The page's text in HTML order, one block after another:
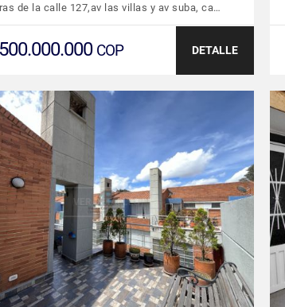
de la calle 127,av las villas y av suba, ca…
COP DETALLE
VER DETALLES